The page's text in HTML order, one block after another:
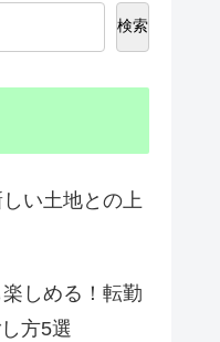
検索
い土地との上
しめる！転勤
方5選